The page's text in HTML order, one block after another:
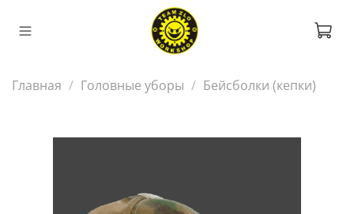
Главная Головные уборы Бейсболки (кепки)